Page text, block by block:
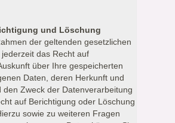
und Löschung
der geltenden gesetzlichen
jederzeit das Recht auf
über Ihre gespeicherten
Daten, deren Herkunft und
den Zweck der Datenverarbeitung
auf Berichtigung oder Löschung
sowie zu weiteren Fragen